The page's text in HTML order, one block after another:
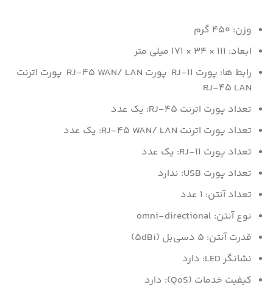
وزن: 450 گرم
ابعاد: 111 × 34 × 171 میلی متر
رابط‌‌ ها: پورت RJ-11 پورت RJ-45 WAN/ LAN پورت اترنت
RJ-45 LAN
تعداد پورت اترنت RJ-45: یک عدد
تعداد پورت اترنت RJ-45 WAN/ LAN: یک عدد
تعداد پورت RJ-11: یک عدد
تعداد پورت USB: ندارد
تعداد آنتن: 1 عدد
نوع آنتن: omni-directional
قدرت آنتن: 5 دسی‌بل (5dBi)
نشانگر LED: دارد
کیفیت خدمات (QoS): دارد